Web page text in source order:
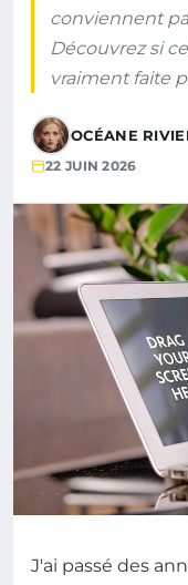
conviennent
Découvrez si
vraiment faite
OCÉANE
22 JUIN 2026
J'ai passé des